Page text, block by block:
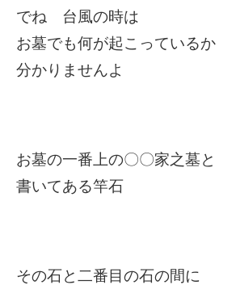
でね 台風の時は
お墓でも何が起こっているか
分かりませんよ
お墓の一番上の〇〇家之墓と
書いてある竿石
その石と二番目の石の間に